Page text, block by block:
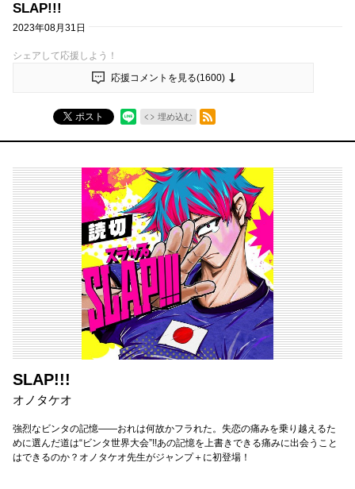
SLAP!!!
2023年08月31日
シェアして応援しよう！
応援コメントを見る(1600)
ポスト 埋め込む
RSSフィード
SLAP!!!
オノタケオ
強烈なビンタの記憶――おれは何故かフラれた。失恋の痛みを乗り越えるた
めに選んだ道は“ビンタ世界大会”!!あの記憶を上書きできる痛みに出会うこと
はできるのか？オノタケオ先生がジャンプ＋に初登場！